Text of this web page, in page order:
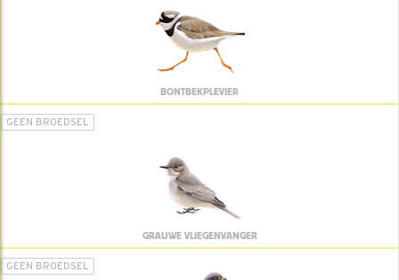
BONTBEKPLEVIER
GEEN BROEDSEL
GRAUWE VLIEGENVANGER
GEEN BROEDSEL